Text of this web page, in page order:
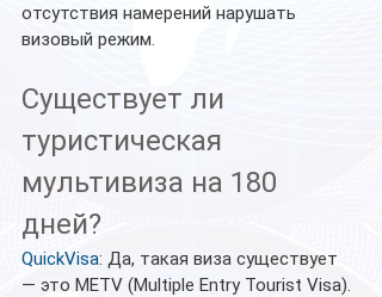
отсутствия намерений нарушать
визовый режим.
Существует ли
туристическая
мультивиза на 180
дней?
QuickVisa: Да, такая виза существует
— это METV (Multiple Entry Tourist Visa).